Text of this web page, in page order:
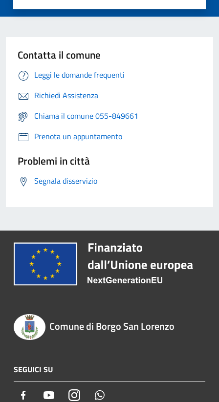
Contatta il comune
Leggi le domande frequenti
Richiedi Assistenza
Chiama il comune 055-849661
Prenota un appuntamento
Problemi in città
Segnala disservizio
Comune di Borgo San Lorenzo
SEGUICI SU
Facebook YoutubeInstagram